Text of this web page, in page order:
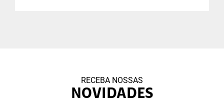
RECEBA NOSSAS
NOVIDADES